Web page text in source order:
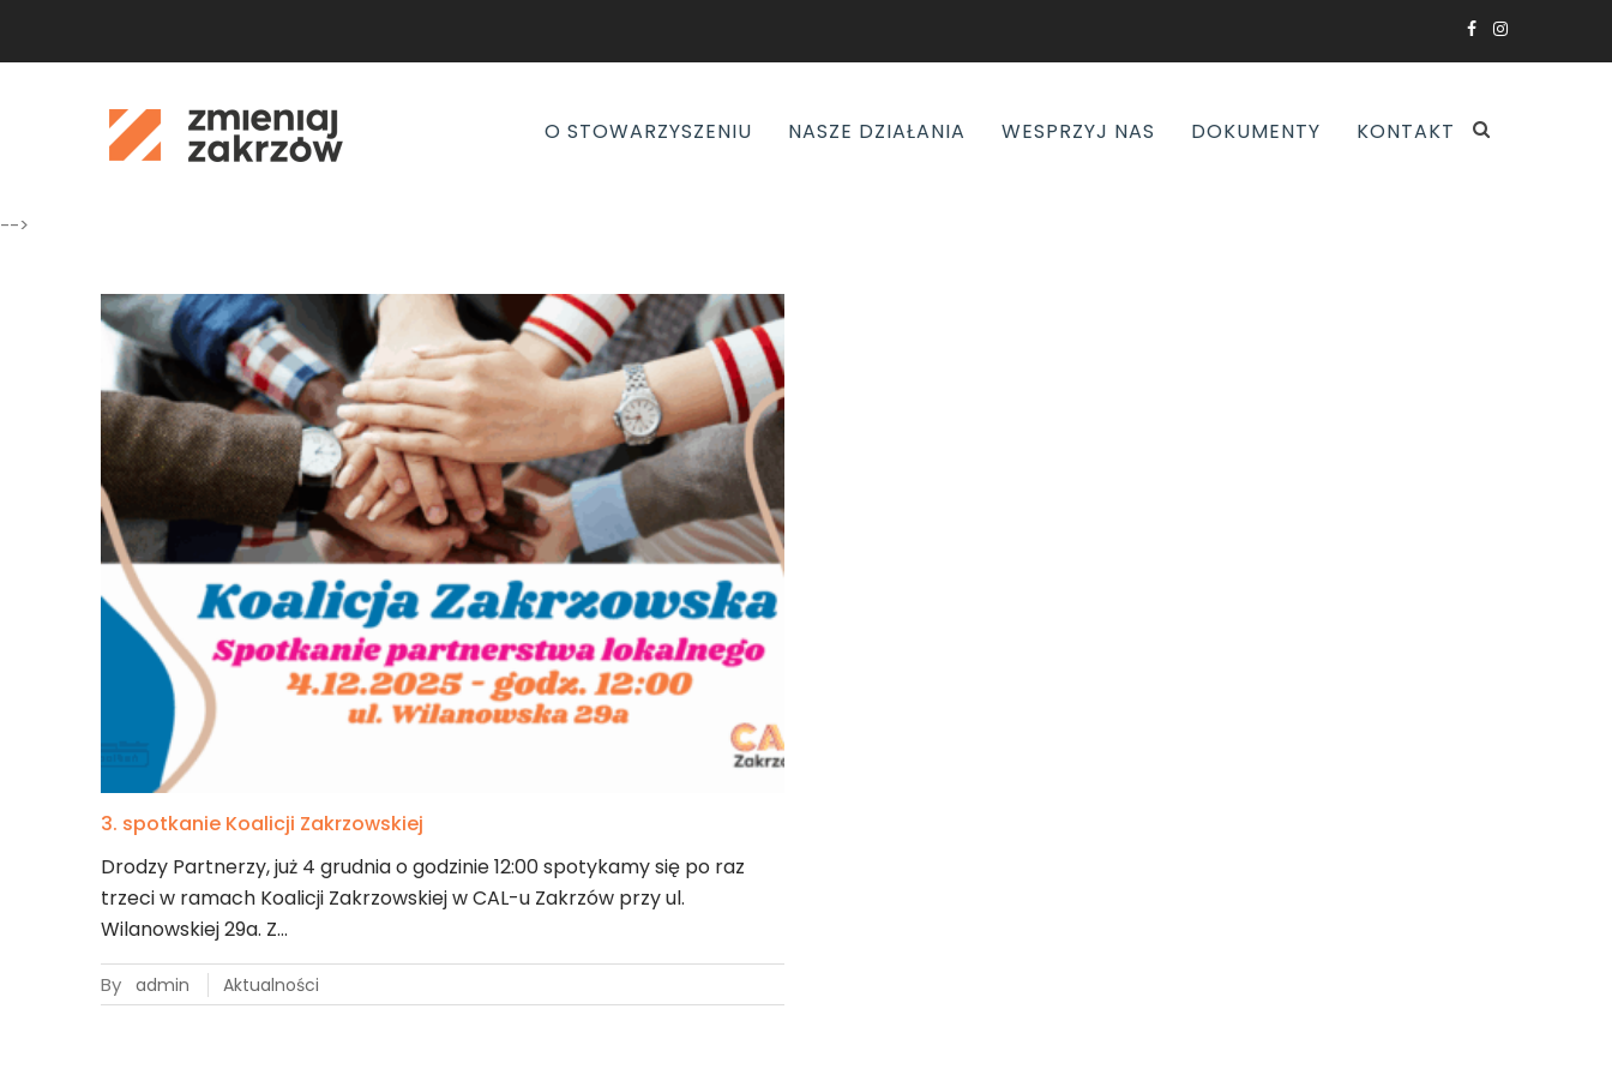
O STOWARZYSZENIU NASZE DZIAŁANIA WESPRZYJ NAS DOKUMENTY KONTAKT
-->
3. spotkanie Koalicji Zakrzowskiej
Drodzy Partnerzy, już 4 grudnia o godzinie 12:00 spotykamy się po raz
trzeci w ramach Koalicji Zakrzowskiej w CAL-u Zakrzów przy ul.
Wilanowskiej 29a. Z…
By admin Aktualności